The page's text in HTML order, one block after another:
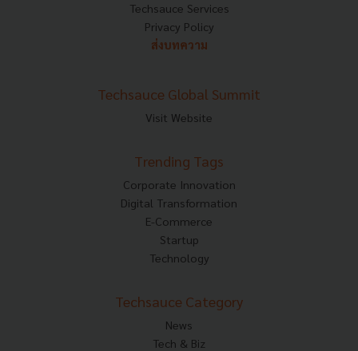
Techsauce Services
Privacy Policy
ส่งบทความ
Techsauce Global Summit
Visit Website
Trending Tags
Corporate Innovation
Digital Transformation
E-Commerce
Startup
Technology
Techsauce Category
News
Tech & Biz